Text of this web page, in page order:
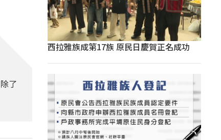
了
西拉雅族成第17族 原民日慶賀正名成功